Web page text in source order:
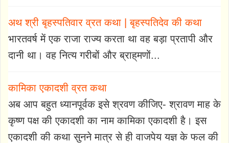
अथ श्री बृहस्पतिवार व्रत कथा | बृहस्पतिदेव की कथा
भारतवर्ष में एक राजा राज्य करता था वह बड़ा प्रतापी और
दानी था। वह नित्य गरीबों और ब्राह्‌मणों...
कामिका एकादशी व्रत कथा
अब आप बहुत ध्यानपूर्वक इसे श्रवण कीजिए- श्रावण माह के
कृष्ण पक्ष की एकादशी का नाम कामिका एकादशी है। इस
एकादशी की कथा सुनने मात्र से ही वाजपेय यज्ञ के फल की